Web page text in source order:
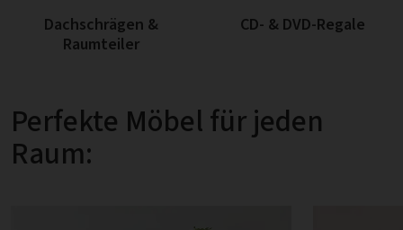
Dachschrägen &
Raumteiler
CD- & DVD-Regale
Perfekte Möbel für jeden
Raum: